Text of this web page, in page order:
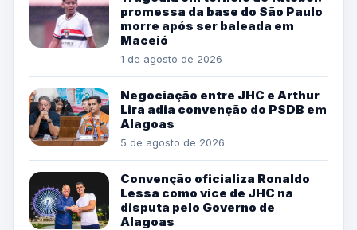
promessa da base do São Paulo
morre após ser baleada em
Maceió
1 de agosto de 2026
Negociação entre JHC e Arthur
Lira adia convenção do PSDB em
Alagoas
5 de agosto de 2026
Convenção oficializa Ronaldo
Lessa como vice de JHC na
disputa pelo Governo de
Alagoas